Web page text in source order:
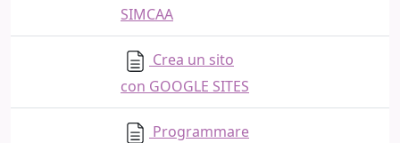
SIMCAA
Crea un sito
con GOOGLE SITES
Programmare